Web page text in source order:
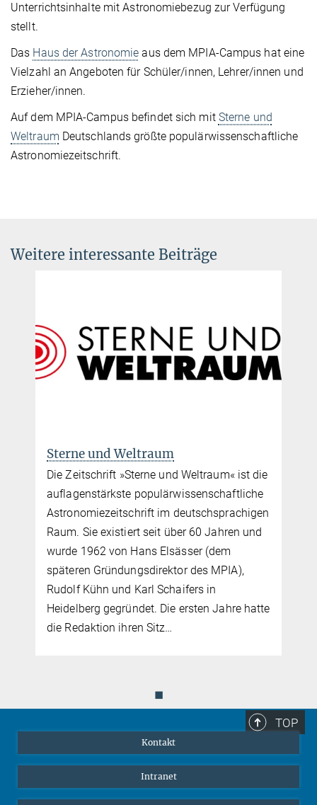
Unterrichtsinhalte mit Astronomiebezug zur Verfügung
stellt.
Das Haus der Astronomie aus dem MPIA-Campus hat eine
Vielzahl an Angeboten für Schüler/innen, Lehrer/innen und
Erzieher/innen.
Auf dem MPIA-Campus befindet sich mit Sterne und
Weltraum Deutschlands größte populärwissenschaftliche
Astronomiezeitschrift.
Weitere interessante Beiträge
Sterne und Weltraum
Die Zeitschrift »Sterne und Weltraum« ist die
auflagenstärkste populärwissenschaftliche
Astronomiezeitschrift im deutschsprachigen
Raum. Sie existiert seit über 60 Jahren und
wurde 1962 von Hans Elsässer (dem
späteren Gründungsdirektor des MPIA),
Rudolf Kühn und Karl Schaifers in
Heidelberg gegründet. Die ersten Jahre hatte
die Redaktion ihren Sitz…
◼
TOP
Kontakt
Intranet